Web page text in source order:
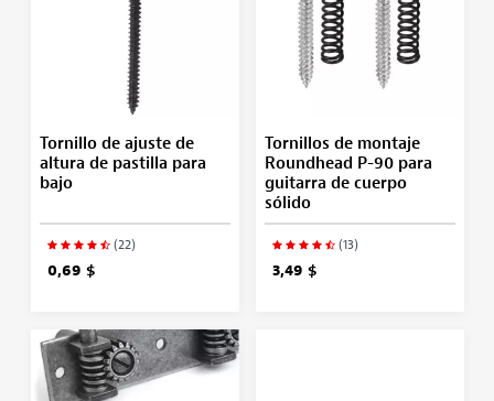
Tornillo de ajuste de
altura de pastilla para
bajo
(22)
0,69 $
Tornillos de montaje
Roundhead P-90 para
guitarra de cuerpo
sólido
(13)
3,49 $